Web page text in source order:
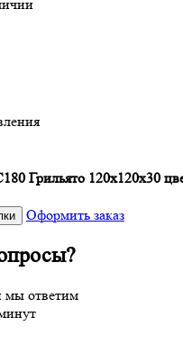
Грильято 120х120х30
Оформить заказ
ответим